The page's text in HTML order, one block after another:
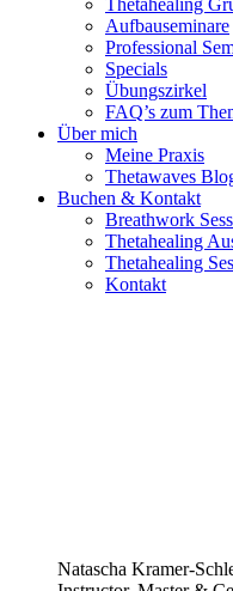
Aufbauseminare
Professional
Specials
Übungszirkel
FAQ’s zum
Über mich
Meine Praxis
Thetawaves
Buchen & Kontakt
Breathwork
Thetahealing
Thetahealing
Kontakt
Natascha Kramer-